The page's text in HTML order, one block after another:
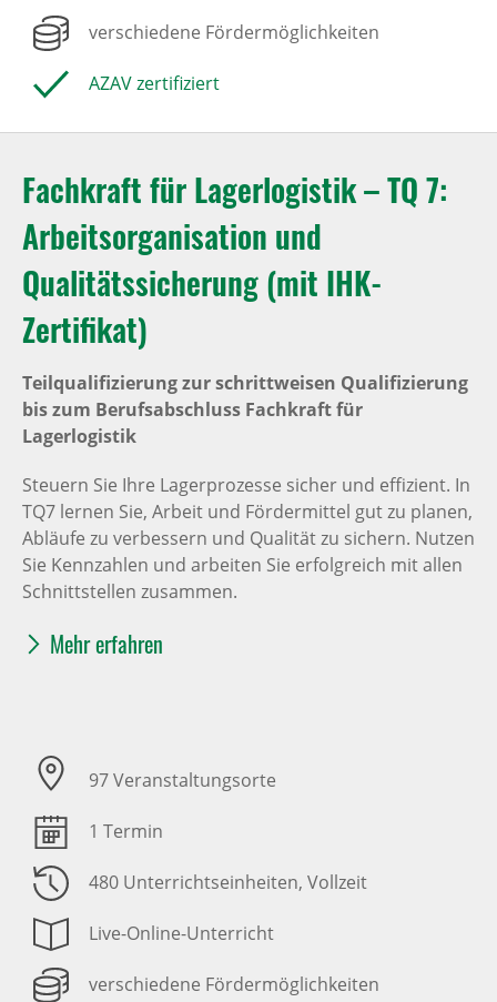
verschiedene Fördermöglichkeiten
AZAV zertifiziert
Fachkraft für Lagerlogistik – TQ 7:
Arbeitsorganisation und
Qualitätssicherung (mit IHK-
Zertifikat)
Teilqualifizierung zur schrittweisen Qualifizierung
bis zum Berufsabschluss Fachkraft für
Lagerlogistik
Steuern Sie Ihre Lagerprozesse sicher und effizient. In
TQ7 lernen Sie, Arbeit und Fördermittel gut zu planen,
Abläufe zu verbessern und Qualität zu sichern. Nutzen
Sie Kennzahlen und arbeiten Sie erfolgreich mit allen
Schnittstellen zusammen.
Mehr erfahren
97 Veranstaltungsorte
1 Termin
480 Unterrichtseinheiten, Vollzeit
Live-Online-Unterricht
verschiedene Fördermöglichkeiten